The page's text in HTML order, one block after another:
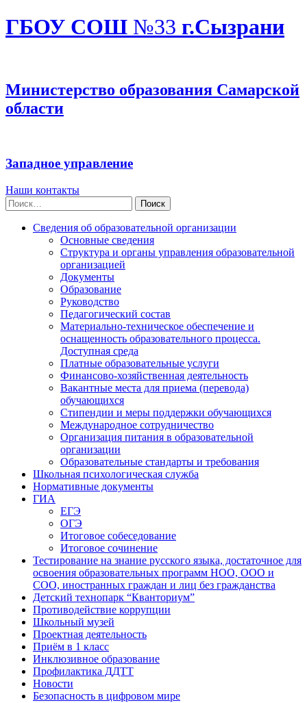
ГБОУ СОШ №33 г.Сызрани
Министерство образования Самарской
области
Западное управление
Наши контакты
Найти:
Сведения об образовательной организации
Основные сведения
Структура и органы управления образовательной
организацией
Документы
Образование
Руководство
Педагогический состав
Материально-техническое обеспечение и
оснащенность образовательного процесса.
Доступная среда
Платные образовательные услуги
Финансово-хозяйственная деятельность
Вакантные места для приема (перевода)
обучающихся
Стипендии и меры поддержки обучающихся
Международное сотрудничество
Организация питания в образовательной
организации
Образовательные стандарты и требования
Школьная психологическая служба
Нормативные документы
ГИА
ЕГЭ
ОГЭ
Итоговое собеседование
Итоговое сочинение
Тестирование на знание русского языка, достаточное для
освоения образовательных программ НОО, ООО и
СОО, иностранных граждан и лиц без гражданства
Детский технопарк “Кванториум”
Противодействие коррупции
Школьный музей
Проектная деятельность
Приём в 1 класс
Инклюзивное образование
Профилактика ДДТТ
Новости
Безопасность в цифровом мире